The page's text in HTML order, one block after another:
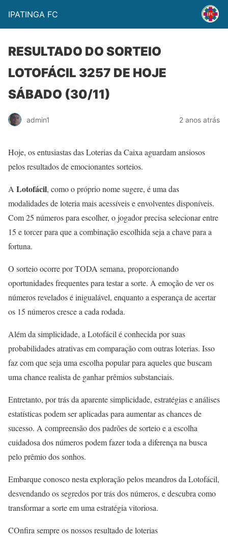
IPATINGA FC
RESULTADO DO SORTEIO
LOTOFÁCIL 3257 DE HOJE
SÁBADO (30/11)
admin1 2 anos atrás
Hoje, os entusiastas das Loterias da Caixa aguardam ansiosos
pelos resultados de emocionantes sorteios.
A Lotofácil, como o próprio nome sugere, é uma das
modalidades de loteria mais acessíveis e envolventes disponíveis.
Com 25 números para escolher, o jogador precisa selecionar entre
15 e torcer para que a combinação escolhida seja a chave para a
fortuna.
O sorteio ocorre por TODA semana, proporcionando
oportunidades frequentes para testar a sorte. A emoção de ver os
números revelados é inigualável, enquanto a esperança de acertar
os 15 números cresce a cada rodada.
Além da simplicidade, a Lotofácil é conhecida por suas
probabilidades atrativas em comparação com outras loterias. Isso
faz com que seja uma escolha popular para aqueles que buscam
uma chance realista de ganhar prêmios substanciais.
Entretanto, por trás da aparente simplicidade, estratégias e análises
estatísticas podem ser aplicadas para aumentar as chances de
sucesso. A compreensão dos padrões de sorteio e a escolha
cuidadosa dos números podem fazer toda a diferença na busca
pelo prêmio dos sonhos.
Embarque conosco nesta exploração pelos meandros da Lotofácil,
desvendando os segredos por trás dos números, e descubra como
transformar a sorte em uma estratégia vitoriosa.
COnfira sempre os nossos resultado de loterias